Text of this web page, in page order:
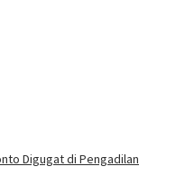
Digugat di Pengadilan